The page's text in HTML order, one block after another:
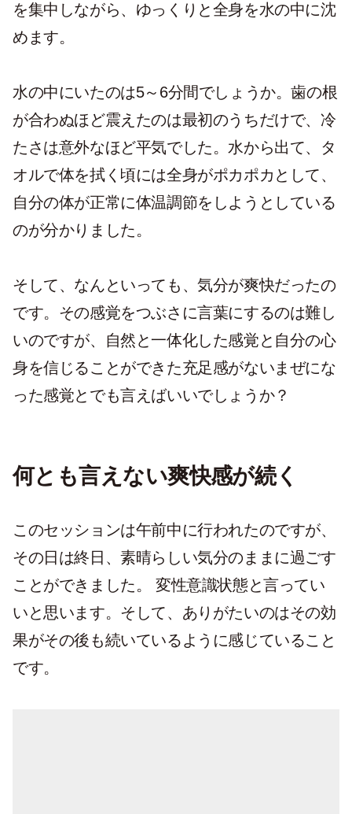
を集中しながら、ゆっくりと全身を水の中に沈
めます。
水の中にいたのは5～6分間でしょうか。歯の根
が合わぬほど震えたのは最初のうちだけで、冷
たさは意外なほど平気でした。水から出て、タ
オルで体を拭く頃には全身がポカポカとして、
自分の体が正常に体温調節をしようとしている
のが分かりました。
そして、なんといっても、気分が爽快だったの
です。その感覚をつぶさに言葉にするのは難し
いのですが、自然と一体化した感覚と自分の心
身を信じることができた充足感がないまぜにな
った感覚とでも言えばいいでしょうか？
何とも言えない爽快感が続く
このセッションは午前中に行われたのですが、
その日は終日、素晴らしい気分のままに過ごす
ことができました。 変性意識状態と言ってい
いと思います。そして、ありがたいのはその効
果がその後も続いているように感じていること
です。